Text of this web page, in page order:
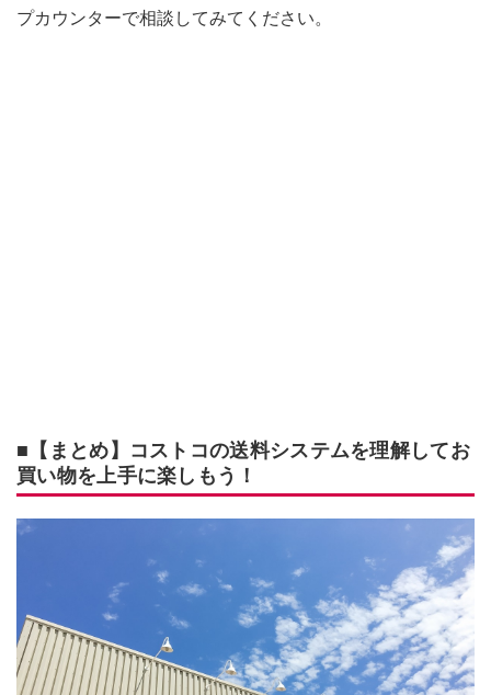
プカウンターで相談してみてください。
■【まとめ】コストコの送料システムを理解してお
買い物を上手に楽しもう！